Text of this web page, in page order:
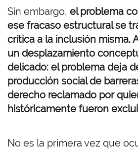
Sin embargo, el problema
ese fracaso estructural se
crítica a la inclusión misma.
un desplazamiento
delicado: el problema deja
producción social de
derecho reclamado por
históricamente fueron
No es la primera vez que